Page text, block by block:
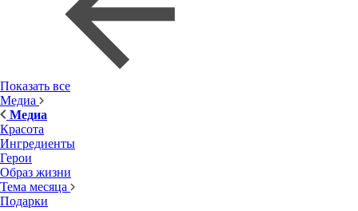
Показать все
Медиа
Медиа
Красота
Ингредиенты
Герои
Образ жизни
Тема месяца
Подарки